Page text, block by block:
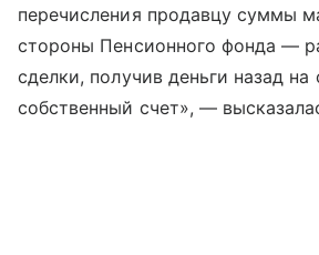
перечисления продавцу суммы
стороны Пенсионного фонда —
сделки, получив деньги назад на
собственный счет», —